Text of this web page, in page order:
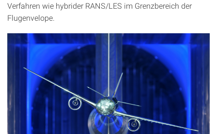
Verfahren wie hybrider RANS/LES im Grenzbereich der
Flugenvelope.